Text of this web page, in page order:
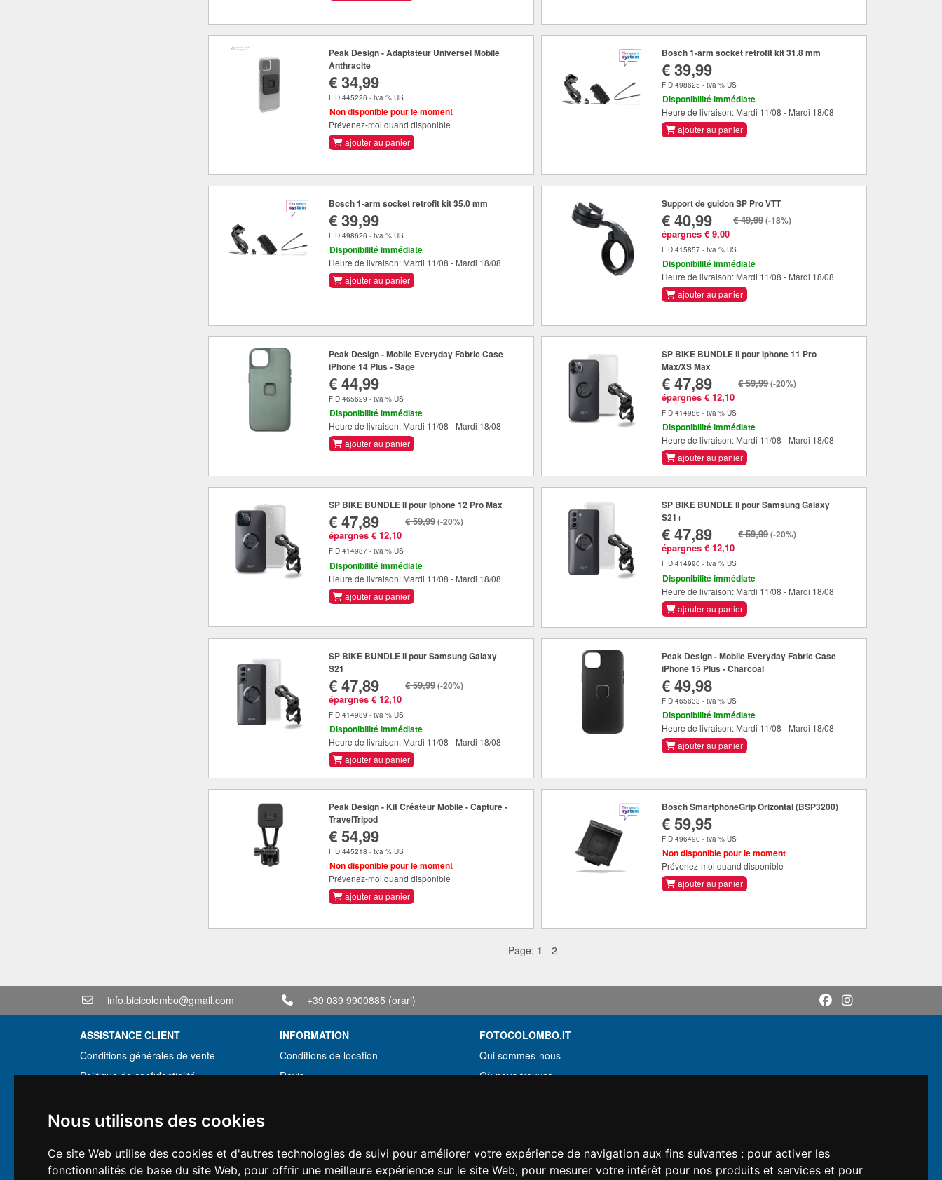
Nous utilisons des cookies
Ce site Web utilise des cookies et d'autres technologies de suivi pour améliorer votre expérience de navigation aux fins suivantes : pour activer les
fonctionnalités de base du site Web, pour offrir une meilleure expérience sur le site Web, pour mesurer votre intérêt pour nos produits et services et pour
Peak Design - Adaptateur Universel Mobile
Anthracite
€ 34,99
FID 445226 - tva % US
Non disponible pour le moment
Prévenez-moi quand disponible
ajouter au panier
Bosch 1-arm socket retrofit kit 31.8 mm
€ 39,99
FID 498625 - tva % US
Disponibilité immédiate
Heure de livraison: Mardi 11/08 - Mardi 18/08
ajouter au panier
Bosch 1-arm socket retrofit kit 35.0 mm
€ 39,99
FID 498626 - tva % US
Disponibilité immédiate
Heure de livraison: Mardi 11/08 - Mardi 18/08
ajouter au panier
Support de guidon SP Pro VTT
€ 40,99
épargnes € 9,00
€ 49,99(-18%)
FID 415857 - tva % US
Disponibilité immédiate
Heure de livraison: Mardi 11/08 - Mardi 18/08
ajouter au panier
Peak Design - Mobile Everyday Fabric Case
iPhone 14 Plus - Sage
€ 44,99
FID 465629 - tva % US
Disponibilité immédiate
Heure de livraison: Mardi 11/08 - Mardi 18/08
ajouter au panier
SP BIKE BUNDLE II pour Iphone 11 Pro
Max/XS Max
€ 47,89
épargnes € 12,10
€ 59,99(-20%)
FID 414986 - tva % US
Disponibilité immédiate
Heure de livraison: Mardi 11/08 - Mardi 18/08
ajouter au panier
SP BIKE BUNDLE II pour Iphone 12 Pro Max
€ 47,89
épargnes € 12,10
€ 59,99(-20%)
FID 414987 - tva % US
Disponibilité immédiate
Heure de livraison: Mardi 11/08 - Mardi 18/08
ajouter au panier
SP BIKE BUNDLE II pour Samsung Galaxy
S21+
€ 47,89
épargnes € 12,10
€ 59,99(-20%)
FID 414990 - tva % US
Disponibilité immédiate
Heure de livraison: Mardi 11/08 - Mardi 18/08
ajouter au panier
SP BIKE BUNDLE II pour Samsung Galaxy
S21
€ 47,89
épargnes € 12,10
€ 59,99(-20%)
FID 414989 - tva % US
Disponibilité immédiate
Heure de livraison: Mardi 11/08 - Mardi 18/08
ajouter au panier
Peak Design - Mobile Everyday Fabric Case
iPhone 15 Plus - Charcoal
€ 49,98
FID 465633 - tva % US
Disponibilité immédiate
Heure de livraison: Mardi 11/08 - Mardi 18/08
ajouter au panier
Peak Design - Kit Créateur Mobile - Capture -
TravelTripod
€ 54,99
FID 445218 - tva % US
Non disponible pour le moment
Prévenez-moi quand disponible
ajouter au panier
Bosch SmartphoneGrip Orizontal (BSP3200)
€ 59,95
FID 496490 - tva % US
Non disponible pour le moment
Prévenez-moi quand disponible
ajouter au panier
Page: 1 - 2
info.bicicolombo@gmail.com +39 039 9900885 (orari)
ASSISTANCE CLIENT
Conditions générales de vente
Politique de confidentialité
Conditions de garantie
Droit de rétractation
Application de la TVA
INFORMATION
Conditions de location
Devis
Occasion
FOTOCOLOMBO.IT
Qui sommes-nous
Où nous trouver